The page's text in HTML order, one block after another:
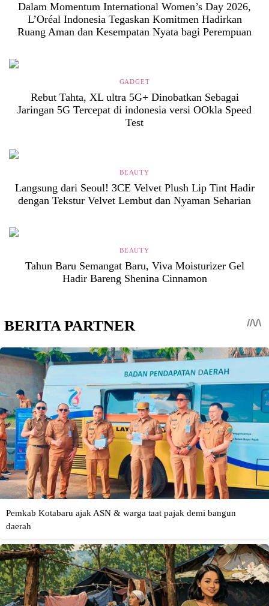
Dalam Momentum International Women’s Day 2026,
L’Oréal Indonesia Tegaskan Komitmen Hadirkan
Ruang Aman dan Kesempatan Nyata bagi Perempuan
GADGET
Rebut Tahta, XL ultra 5G+ Dinobatkan Sebagai
Jaringan 5G Tercepat di indonesia versi OOkla Speed
Test
BEAUTY
Langsung dari Seoul! 3CE Velvet Plush Lip Tint Hadir
dengan Tekstur Velvet Lembut dan Nyaman Seharian
BEAUTY
Tahun Baru Semangat Baru, Viva Moisturizer Gel
Hadir Bareng Shenina Cinnamon